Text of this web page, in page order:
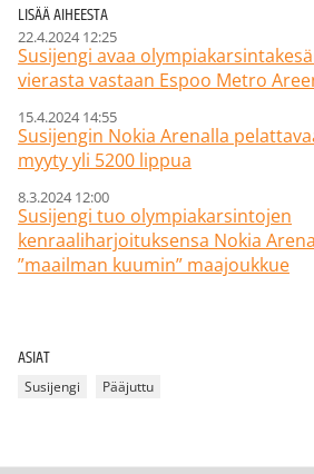
LISÄÄ AIHEESTA
22.4.2024 12:25
Susijengi avaa
vierasta vastaan Espoo Metro
15.4.2024 14:55
Susijengin Nokia Arenalla
myyty yli 5200 lippua
8.3.2024 12:00
Susijengi tuo olympiakarsintojen
kenraaliharjoituksensa Nokia
”maailman kuumin” maajoukkue
ASIAT
Susijengi Pääjuttu